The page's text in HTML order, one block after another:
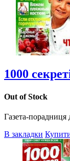
1000
Out of Stock
Газета-порадниця
В закладки